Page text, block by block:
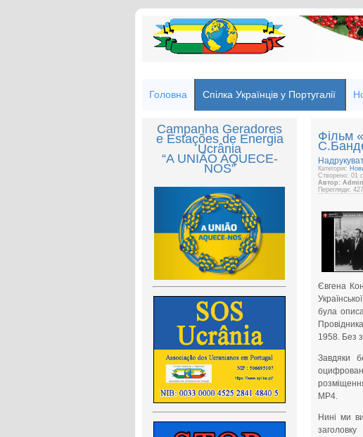
Головна Спілка Українців у Португалії
Campanha Geradores
e Estações de Energia
Ucrânia
“A UNIÃO AQUECE-
NOS”
Фільм
Категорія:
Створено: 01
Автор: Admin
Перегляди:
Євгена
була
1958. Без
Завдяки
МР4.
Нині ми